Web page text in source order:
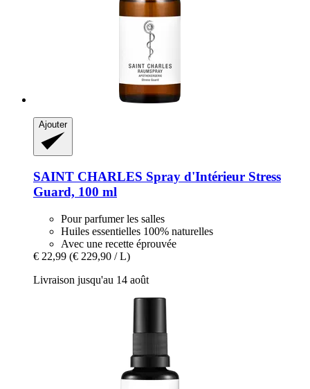
Ajouter
SAINT CHARLES Spray d'Intérieur Stress
Guard, 100 ml
Pour parfumer les salles
Huiles essentielles 100% naturelles
Avec une recette éprouvée
€ 22,99 (€ 229,90 / L)
Livraison jusqu'au 14 août